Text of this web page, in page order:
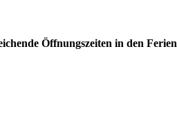
Öffnungszeiten in den Ferien